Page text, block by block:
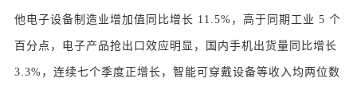
他电子设备制造业增加值同比增长 11.5%，高于同期工业 5 个
百分点，电子产品抢出口效应明显，国内手机出货量同比增长
3.3%，连续七个季度正增长，智能可穿戴设备等收入均两位数